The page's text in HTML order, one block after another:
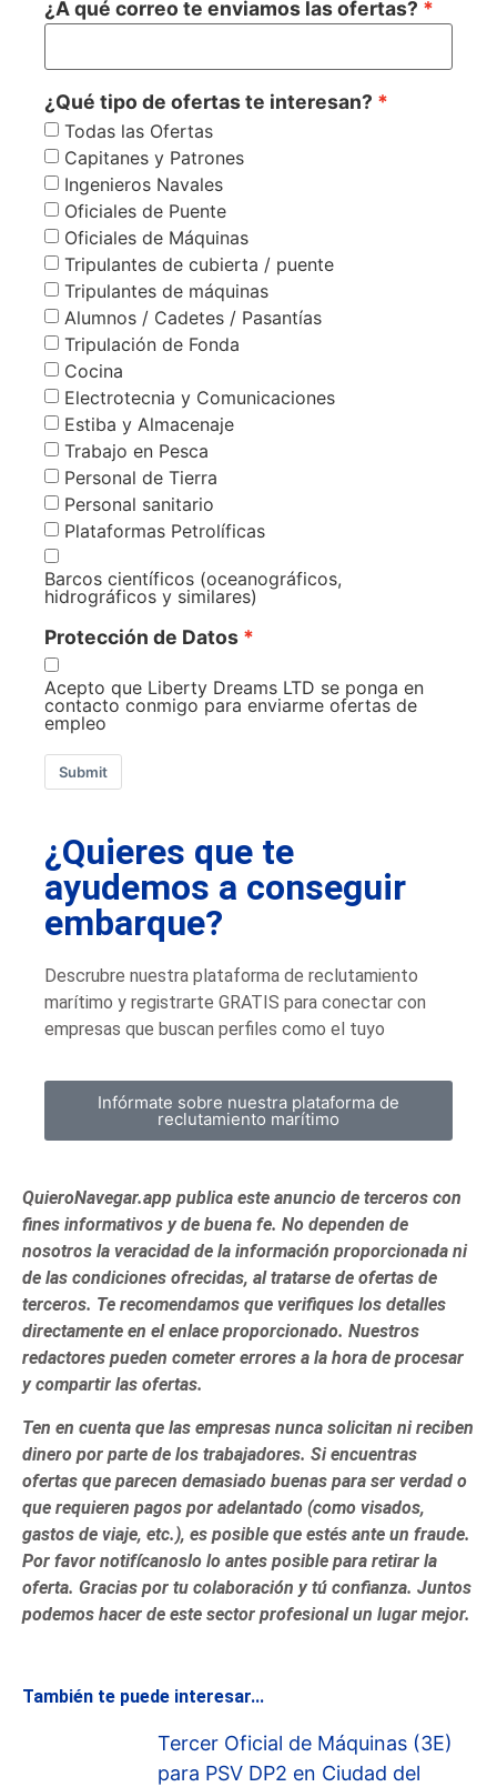
¿A qué correo te enviamos las ofertas?
¿Qué tipo de ofertas te interesan?
Todas las Ofertas
Capitanes y Patrones
Ingenieros Navales
Oficiales de Puente
Oficiales de Máquinas
Tripulantes de cubierta / puente
Tripulantes de máquinas
Alumnos / Cadetes / Pasantías
Tripulación de Fonda
Cocina
Electrotecnia y Comunicaciones
Estiba y Almacenaje
Trabajo en Pesca
Personal de Tierra
Personal sanitario
Plataformas Petrolíficas
Barcos científicos (oceanográficos,
hidrográficos y similares)
Protección de Datos
Acepto que Liberty Dreams LTD se ponga en
contacto conmigo para enviarme ofertas de
empleo
Submit
¿Quieres que te
ayudemos a conseguir
embarque?
Descrubre nuestra plataforma de reclutamiento
marítimo y registrarte GRATIS para conectar con
empresas que buscan perfiles como el tuyo
Infórmate sobre nuestra plataforma de
reclutamiento marítimo
QuieroNavegar.app publica este anuncio de terceros con
fines informativos y de buena fe. No dependen de
nosotros la veracidad de la información proporcionada ni
de las condiciones ofrecidas, al tratarse de ofertas de
terceros. Te recomendamos que verifiques los detalles
directamente en el enlace proporcionado. Nuestros
redactores pueden cometer errores a la hora de procesar
y compartir las ofertas.
Ten en cuenta que las empresas nunca solicitan ni reciben
dinero por parte de los trabajadores. Si encuentras
ofertas que parecen demasiado buenas para ser verdad o
que requieren pagos por adelantado (como visados,
gastos de viaje, etc.), es posible que estés ante un fraude.
Por favor notifícanoslo lo antes posible para retirar la
oferta. Gracias por tu colaboración y tú confianza. Juntos
podemos hacer de este sector profesional un lugar mejor.
También te puede interesar...
Tercer Oficial de Máquinas (3E)
para PSV DP2 en Ciudad del